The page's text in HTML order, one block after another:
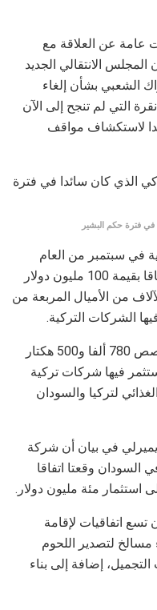
عامة عن العلاقة مع
الانتقالي الجديد
الشعبي بشأن إلغاء
التي لم تنجح إلى الآن
لاستكشاف مواقف
في فترة حكم البشير
في سبتمبر من العام
الماضي أن أنقرة والخرطوم وقعتا اتفاقا بقيمة 100 مليون دولار
من الأميال المربعة من
الشركات التركية.
وقالت الوزارة التركية إن السودان خصص 780 ألفا و500 هكتار
فيها شركات تركية
لتركيا والسودان
في بيان أن شركة
السودان وقعتا اتفاقا
استثمار مئة مليون دولار.
اتفاقيات لإقامة
لتصدير اللحوم
إضافة إلى بناء